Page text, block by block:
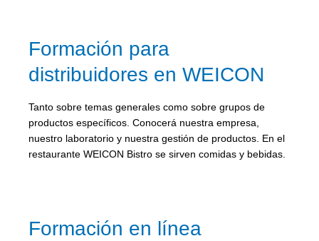
Formación para
distribuidores en WEICON
Tanto sobre temas generales como sobre grupos de
productos específicos. Conocerá nuestra empresa,
nuestro laboratorio y nuestra gestión de productos. En el
restaurante WEICON Bistro se sirven comidas y bebidas.
Formación en línea